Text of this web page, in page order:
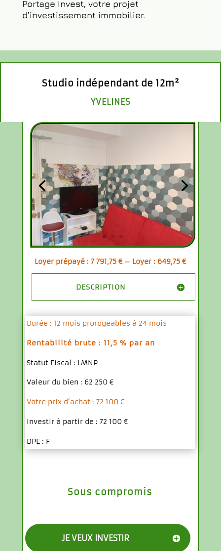
Portage Invest, votre projet
d’investissement immobilier.
Studio indépendant de 12m²
YVELINES
Loyer prépayé : 7 791,75 € – Loyer : 649,75 €
DESCRIPTION
Durée : 12 mois prorogeables à 24 mois
Rentabilité brute : 11,5 % par an
Statut Fiscal : LMNP
Valeur du bien : 62 250 €
Votre prix d’achat : 72 100 €
Investir à partir de : 72 100 €
DPE : F
Sous compromis
JE VEUX INVESTIR